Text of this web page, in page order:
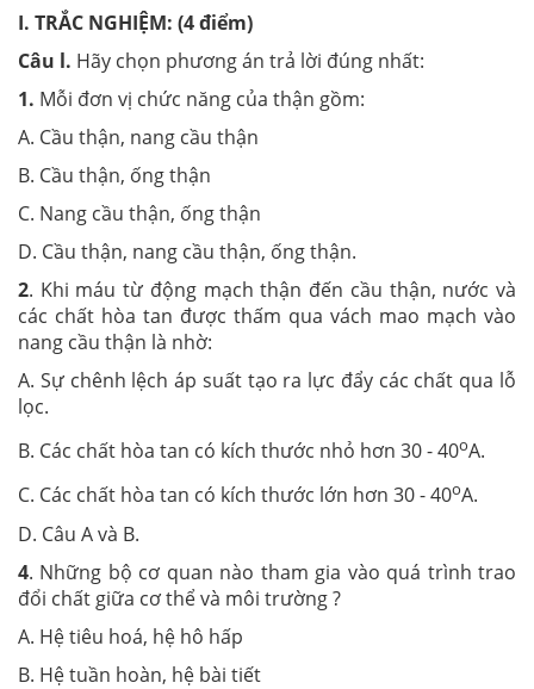
I. TRẮC NGHIỆM: (4 điểm)
Câu l. Hãy chọn phương án trả lời đúng nhất:
1. Mỗi đơn vị chức năng của thận gồm:
A. Cầu thận, nang cầu thận
B. Cầu thận, ống thận
C. Nang cầu thận, ống thận
D. Cầu thận, nang cầu thận, ống thận.
2. Khi máu từ động mạch thận đến cầu thận, nước và
các chất hòa tan được thấm qua vách mao mạch vào
nang cầu thận là nhờ:
A. Sự chênh lệch áp suất tạo ra lực đẩy các chất qua lỗ
lọc.
B. Các chất hòa tan có kích thước nhỏ hơn 30 - 40oA.
C. Các chất hòa tan có kích thước lớn hơn 30 - 40oA.
D. Câu A và B.
4. Những bộ cơ quan nào tham gia vào quá trình trao
đổi chất giữa cơ thể và môi trường ?
A. Hệ tiêu hoá, hệ hô hấp
B. Hệ tuần hoàn, hệ bài tiết